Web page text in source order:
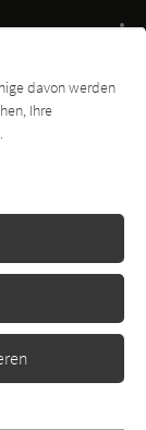
Charts
(4)
löschen
davon werden
Ihre